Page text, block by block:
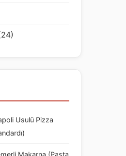
Usulü Pizza
Makarna (Pasta